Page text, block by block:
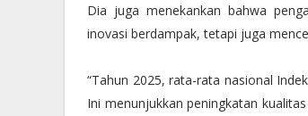
Dia juga menekankan bahwa
inovasi berdampak, tetapi juga
“Tahun 2025, rata-rata nasional
Ini menunjukkan peningkatan